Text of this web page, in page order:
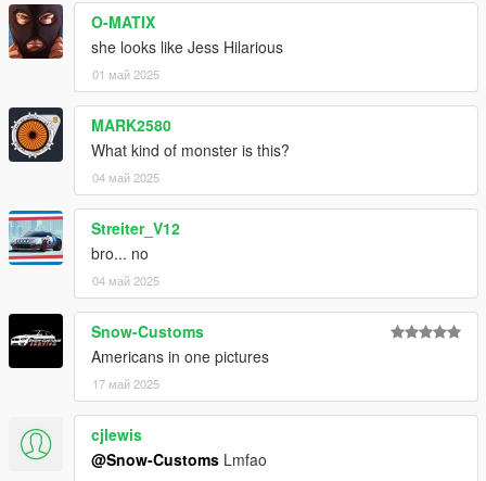
O-MATIX
she looks like Jess Hilarious
01 май 2025
MARK2580
What kind of monster is this?
04 май 2025
Streiter_V12
bro... no
04 май 2025
Snow-Customs
Americans in one pictures
17 май 2025
cjlewis
@Snow-Customs Lmfao